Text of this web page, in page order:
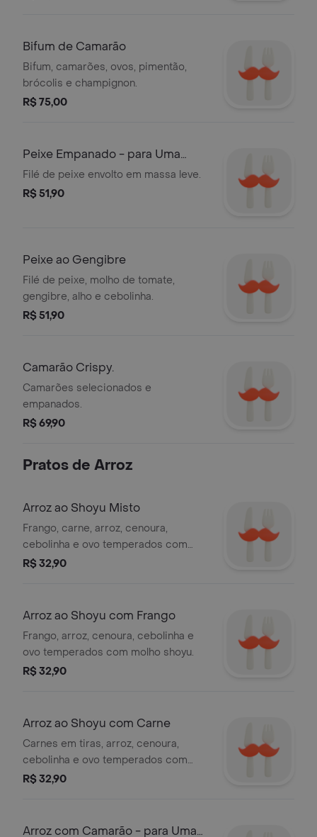
Bifum de Camarão
Bifum, camarões, ovos, pimentão,
brócolis e champignon.
R$ 75,00
Peixe Empanado - para Uma
Pessoa
Filé de peixe envolto em massa leve.
R$ 51,90
Peixe ao Gengibre
Filé de peixe, molho de tomate,
gengibre, alho e cebolinha.
R$ 51,90
Camarão Crispy.
Camarões selecionados e
empanados.
R$ 69,90
Pratos de Arroz
Arroz ao Shoyu Misto
Frango, carne, arroz, cenoura,
cebolinha e ovo temperados com
molho shoyu.
R$ 32,90
Arroz ao Shoyu com Frango
Frango, arroz, cenoura, cebolinha e
ovo temperados com molho shoyu.
R$ 32,90
Arroz ao Shoyu com Carne
Carnes em tiras, arroz, cenoura,
cebolinha e ovo temperados com
molho shoyu.
R$ 32,90
Arroz com Camarão - para Uma